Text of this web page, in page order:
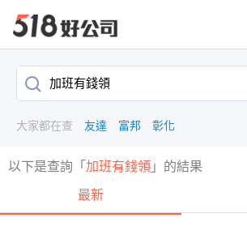
大家都在查 友達 富邦 彰化
以下是查詢「 加班有錢領 」的結果
最新